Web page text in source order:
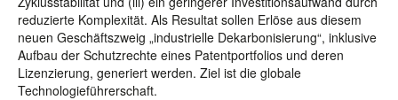
reduzierte Komplexität. Als Resultat sollen Erlöse aus diesem
neuen Geschäftszweig „industrielle Dekarbonisierung“, inklusive
Aufbau der Schutzrechte eines Patentportfolios und deren
Lizenzierung, generiert werden. Ziel ist die globale
Technologieführerschaft.